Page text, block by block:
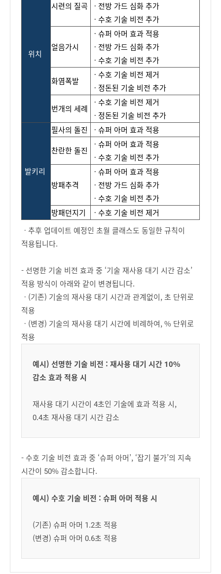
위치
시련의 질곡
ㆍ전방 가드 심화추가
ㆍ 수호 기술 비전 추가
얼음가시
ㆍ 슈퍼 아머 효과 적용
ㆍ전방 가드 심화추가
ㆍ 수호 기술 비전 추가
화염폭발
ㆍ수호 기술 비전 제거
ㆍ 정돈된 기술 비전 추가
번개의 세례
ㆍ수호 기술 비전 제거
ㆍ정돈된 기술 비전 추가
발키리
필사의 돌진 ㆍ 슈퍼 아머 효과 적용
찬란한 돌진
ㆍ 슈퍼 아머 효과 적용
ㆍ 수호 기술 비전 추가
방패추격
ㆍ 슈퍼 아머 효과 적용
ㆍ전방 가드 심화추가
ㆍ수호 기술 비전 추가
방패던지기
ㆍ 수호 기술 비전 제거
ㆍ추후 업데이트 예정인 초월 클래스도 동일한 규칙이
적용됩니다.
- 선명한 기술 비전 효과 중 ‘기술 재사용 대기 시간 감소’
적용 방식이 아래와 같이 변경됩니다.
ㆍ(기존) 기술의 재사용 대기 시간과 관계없이, 초 단위로
적용
ㆍ(변경) 기술의 재사용 대기 시간에 비례하여, % 단위로
적용
예시) 선명한 기술 비전 : 재사용 대기 시간 10%
감소 효과 적용 시
재사용 대기 시간이 4초인 기술에 효과 적용 시,
0.4초 재사용 대기 시간 감소
- 수호 기술 비전 효과 중 ‘슈퍼 아머’, ‘잡기 불가’의 지속
시간이 50% 감소합니다.
예시) 수호 기술 비전 : 슈퍼 아머 적용 시
(기존) 슈퍼 아머 1.2초 적용
(변경) 슈퍼 아머 0.6초 적용